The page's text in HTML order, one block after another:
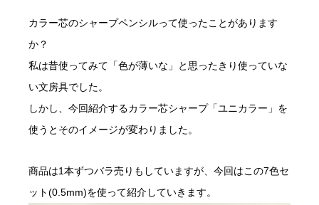
カラー芯のシャープペンシルって使ったことがあります
か？
私は昔使ってみて「色が薄いな」と思ったきり使っていな
い文房具でした。
しかし、今回紹介するカラー芯シャープ「ユニカラー」を
使うとそのイメージが変わりました。
商品は1本ずつバラ売りもしていますが、今回はこの7色セ
ット(0.5mm)を使って紹介していきます。